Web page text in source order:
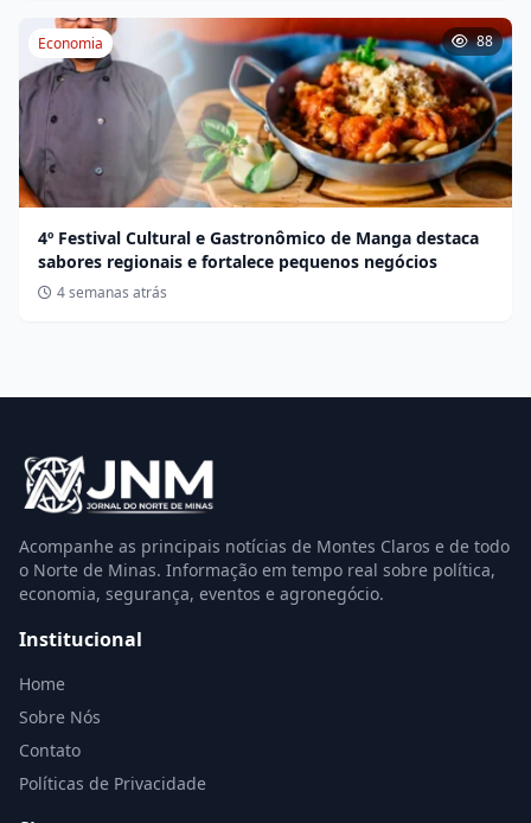
Economia 88
4º Festival Cultural e Gastronômico de Manga destaca
sabores regionais e fortalece pequenos negócios
4 semanas atrás
Acompanhe as principais notícias de Montes Claros e de todo
o Norte de Minas. Informação em tempo real sobre política,
economia, segurança, eventos e agronegócio.
Institucional
Home
Sobre Nós
Contato
Políticas de Privacidade